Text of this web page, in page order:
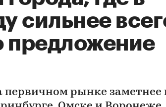
сильнее
предложение
рынке заметнее